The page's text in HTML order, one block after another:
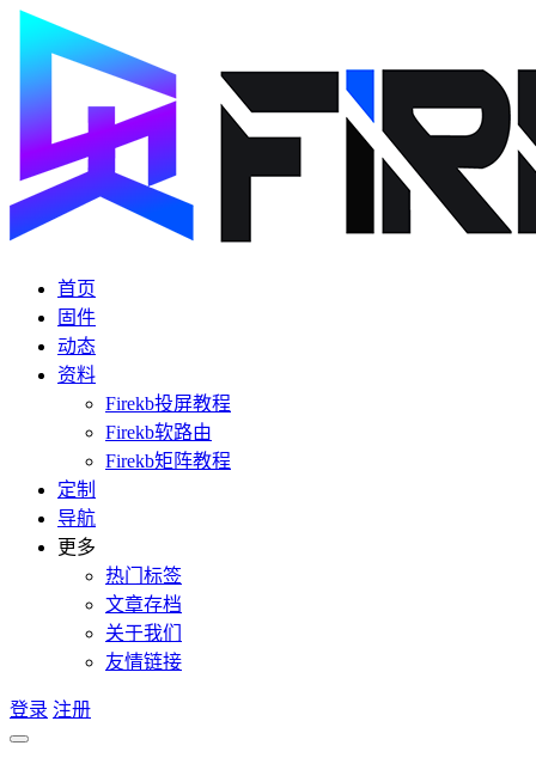
首页
固件
动态
资料
Firekb投屏教程
Firekb软路由
Firekb矩阵教程
定制
导航
更多
热门标签
文章存档
关于我们
友情链接
登录 注册